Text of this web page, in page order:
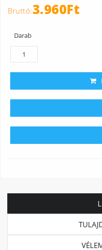
3.960Ft
Darab